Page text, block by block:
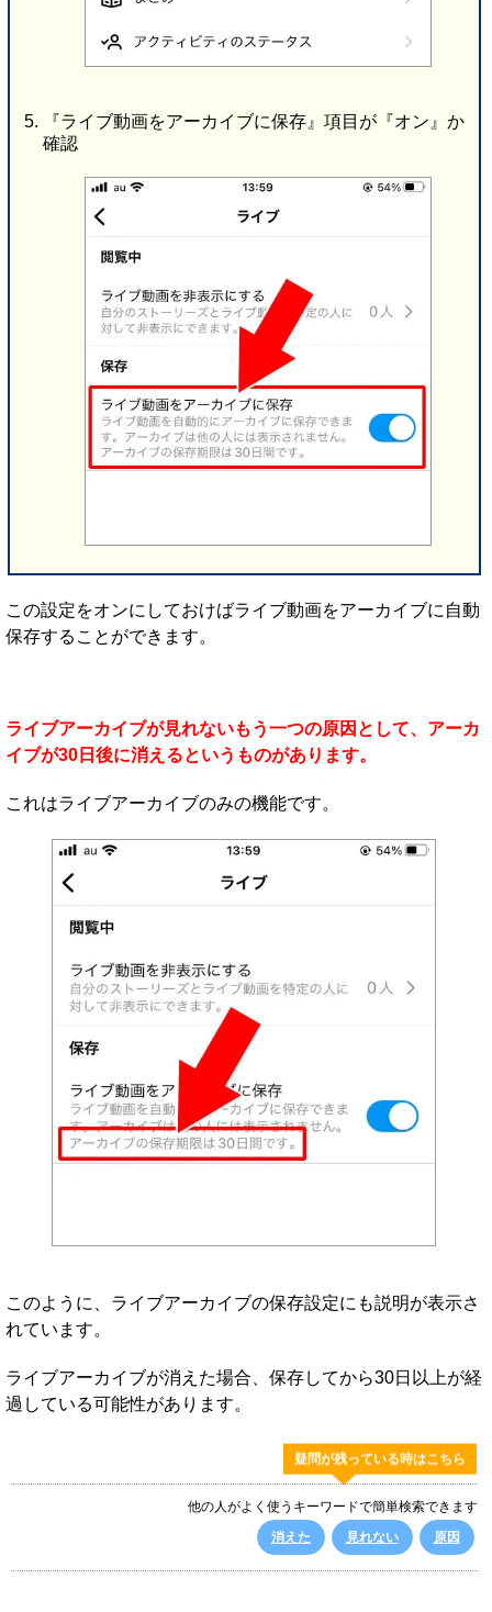
『ライブ動画をアーカイブに保存』項目が『オン』か
確認
この設定をオンにしておけばライブ動画をアーカイブに自動
保存することができます。
ライブアーカイブが見れないもう一つの原因として、アーカ
イブが30日後に消えるというものがあります。
これはライブアーカイブのみの機能です。
このように、ライブアーカイブの保存設定にも説明が表示さ
れています。
ライブアーカイブが消えた場合、保存してから30日以上が経
過している可能性があります。
疑問が残っている時はこちら
他の人がよく使うキーワードで簡単検索できます
消えた
見れない 原因